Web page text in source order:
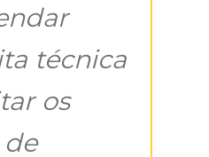
técnica
os
de